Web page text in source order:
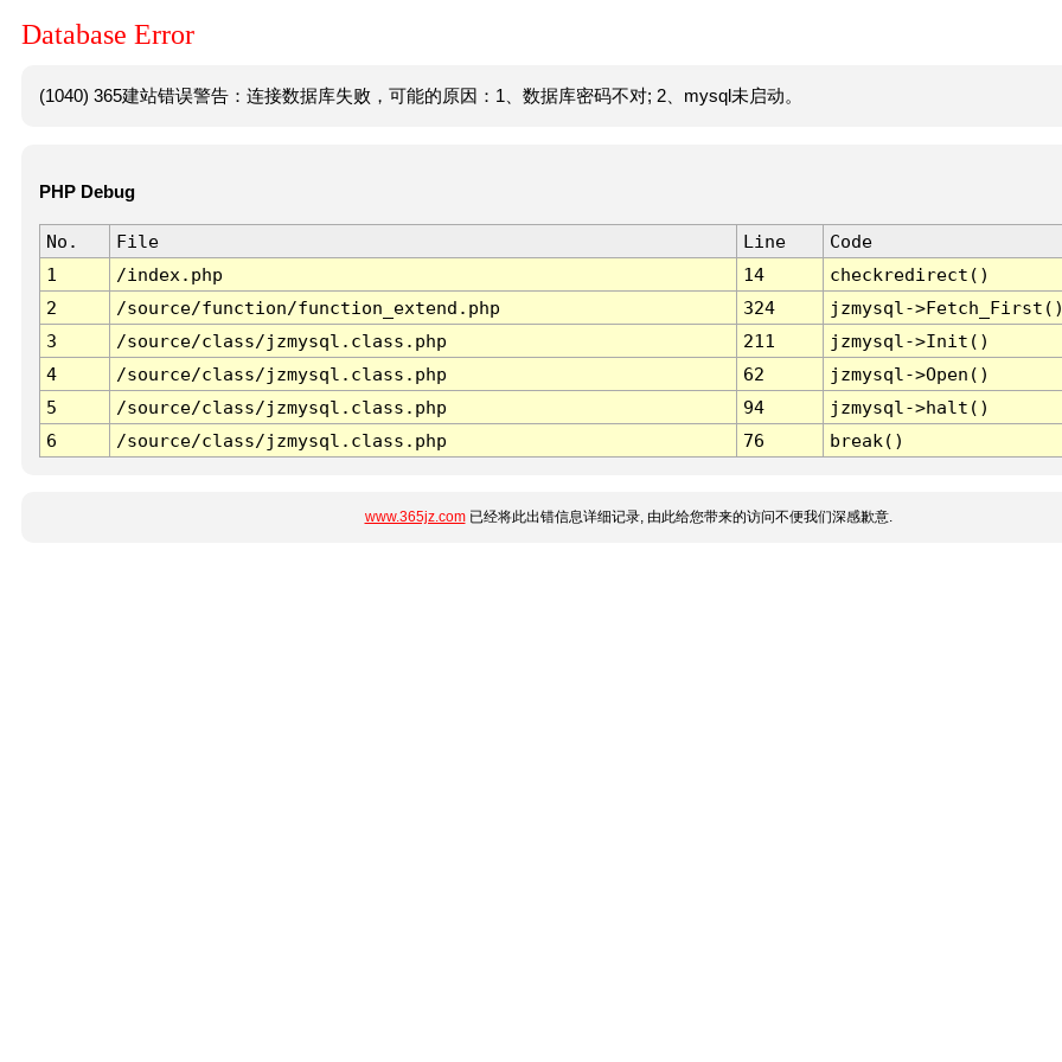
Database Error
(1040) 365建站错误警告：连接数据库失败，可能的原因：1、数据库密码不对; 2、mysql未启动。
PHP Debug
No. File Line
Code
1
/index.php 14
checkredirect()
2
/source/function/function_extend.php 324
jzmysql-
3
/source/class/jzmysql.class.php 211
jzmysql->Init()
4
/source/class/jzmysql.class.php 62
jzmysql->Open()
5
/source/class/jzmysql.class.php 94
jzmysql->halt()
6
/source/class/jzmysql.class.php 76 break()
www.365jz.com已经将此出错信息详细记录, 由此给您带来的访问不便我们深感歉意.